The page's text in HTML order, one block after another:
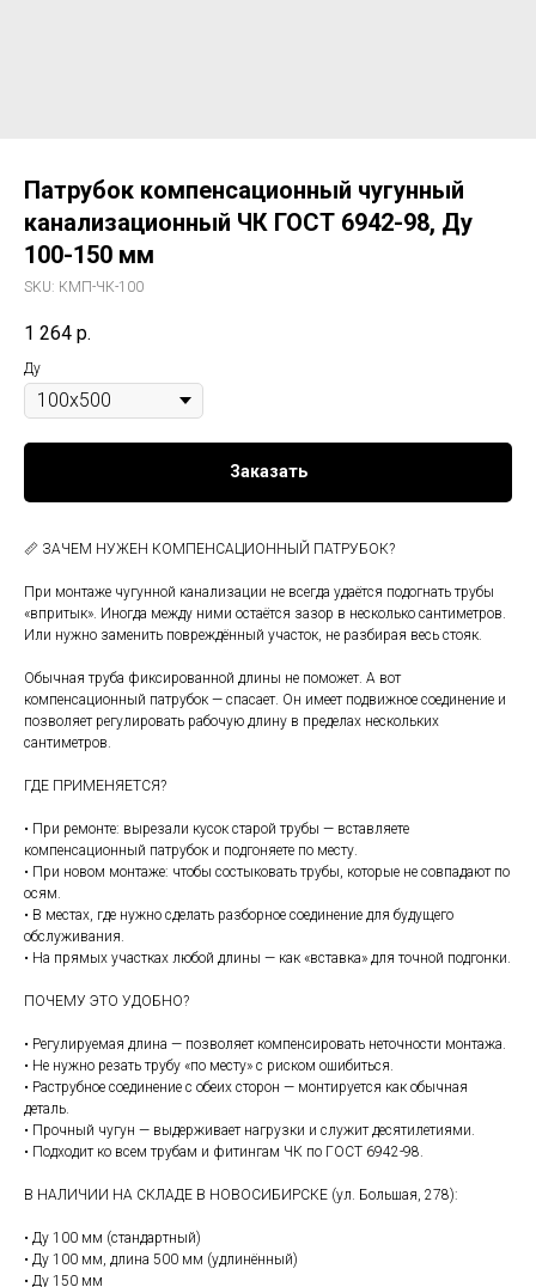
Патрубок компенсационный чугунный
канализационный ЧК ГОСТ 6942-98, Ду
100-150 мм
SKU: КМП-ЧК-100
1 264 р.
Ду
Заказать
📏 ЗАЧЕМ НУЖЕН КОМПЕНСАЦИОННЫЙ ПАТРУБОК?
При монтаже чугунной канализации не всегда удаётся подогнать трубы
«впритык». Иногда между ними остаётся зазор в несколько сантиметров.
Или нужно заменить повреждённый участок, не разбирая весь стояк.
Обычная труба фиксированной длины не поможет. А вот
компенсационный патрубок — спасает. Он имеет подвижное соединение и
позволяет регулировать рабочую длину в пределах нескольких
сантиметров.
ГДЕ ПРИМЕНЯЕТСЯ?
• При ремонте: вырезали кусок старой трубы — вставляете
компенсационный патрубок и подгоняете по месту.
• При новом монтаже: чтобы состыковать трубы, которые не совпадают по
осям.
• В местах, где нужно сделать разборное соединение для будущего
обслуживания.
• На прямых участках любой длины — как «вставка» для точной подгонки.
ПОЧЕМУ ЭТО УДОБНО?
• Регулируемая длина — позволяет компенсировать неточности монтажа.
• Не нужно резать трубу «по месту» с риском ошибиться.
• Раструбное соединение с обеих сторон — монтируется как обычная
деталь.
• Прочный чугун — выдерживает нагрузки и служит десятилетиями.
• Подходит ко всем трубам и фитингам ЧК по ГОСТ 6942-98.
В НАЛИЧИИ НА СКЛАДЕ В НОВОСИБИРСКЕ (ул. Большая, 278):
• Ду 100 мм (стандартный)
• Ду 100 мм, длина 500 мм (удлинённый)
• Ду 150 мм